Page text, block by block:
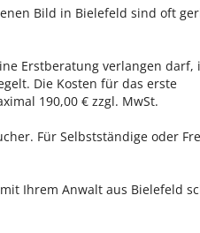
Bild in Bielefeld sind oft
Erstberatung verlangen darf,
Die Kosten für das erste
190,00 € zzgl. MwSt.
Für Selbstständige oder
Ihrem Anwalt aus Bielefeld